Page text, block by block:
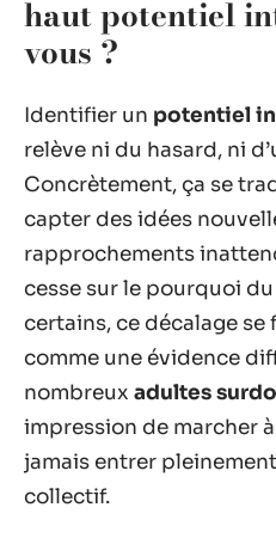
haut potentiel
vous ?
Identifier un potentiel
relève ni du hasard, ni
Concrètement, ça se
capter des idées
rapprochements
cesse sur le pourquoi
certains, ce décalage
comme une évidence
nombreux adultes
impression de marcher
jamais entrer
collectif.